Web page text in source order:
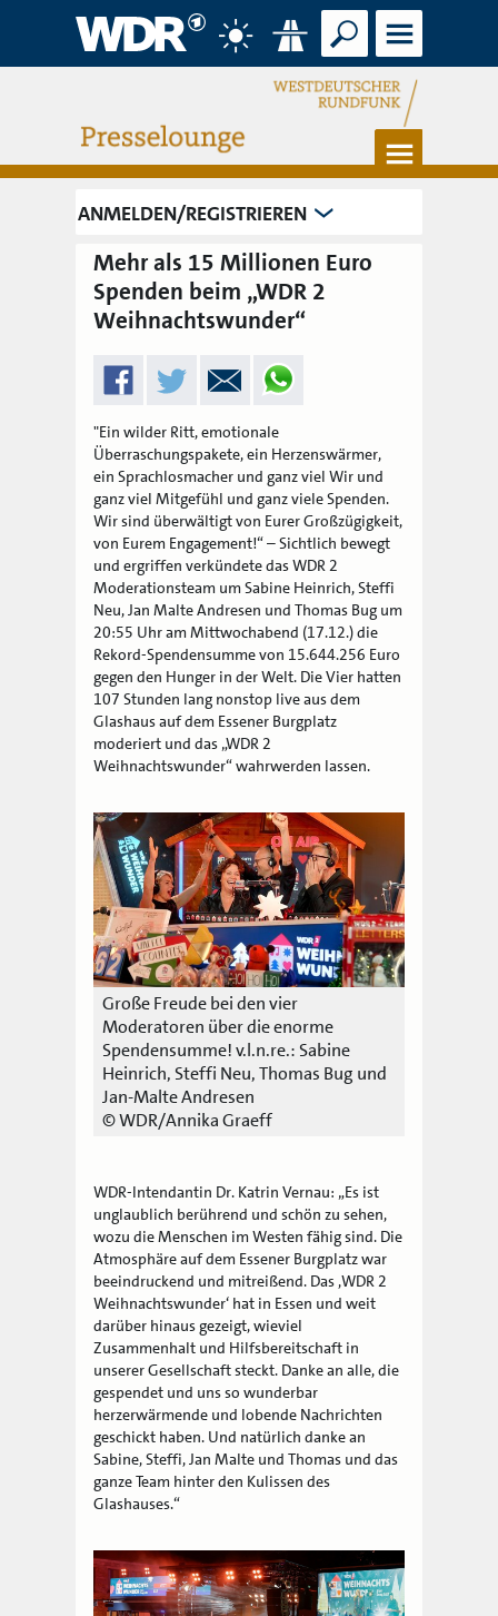
Verkehr
Suche Menü
Menü
ANMELDEN/REGISTRIEREN
Mehr als 15 Millionen Euro
Spenden beim „WDR 2
Weihnachtswunder“
"Ein wilder Ritt, emotionale
Überraschungspakete, ein Herzenswärmer,
ein Sprachlosmacher und ganz viel Wir und
ganz viel Mitgefühl und ganz viele Spenden.
Wir sind überwältigt von Eurer Großzügigkeit,
von Eurem Engagement!“ – Sichtlich bewegt
und ergriffen verkündete das WDR 2
Moderationsteam um Sabine Heinrich, Steffi
Neu, Jan Malte Andresen und Thomas Bug um
20:55 Uhr am Mittwochabend (17.12.) die
Rekord-Spendensumme von 15.644.256 Euro
gegen den Hunger in der Welt. Die Vier hatten
107 Stunden lang nonstop live aus dem
Glashaus auf dem Essener Burgplatz
moderiert und das „WDR 2
Weihnachtswunder“ wahrwerden lassen.
Große Freude bei den vier
Moderatoren über die enorme
Spendensumme! v.l.n.re.: Sabine
Heinrich, Steffi Neu, Thomas Bug und
Jan-Malte Andresen
© WDR/Annika Graeff
WDR-Intendantin Dr. Katrin Vernau: „Es ist
unglaublich berührend und schön zu sehen,
wozu die Menschen im Westen fähig sind. Die
Atmosphäre auf dem Essener Burgplatz war
beeindruckend und mitreißend. Das ,WDR 2
Weihnachtswunder‘ hat in Essen und weit
darüber hinaus gezeigt, wieviel
Zusammenhalt und Hilfsbereitschaft in
unserer Gesellschaft steckt. Danke an alle, die
gespendet und uns so wunderbar
herzerwärmende und lobende Nachrichten
geschickt haben. Und natürlich danke an
Sabine, Steffi, Jan Malte und Thomas und das
ganze Team hinter den Kulissen des
Glashauses.“